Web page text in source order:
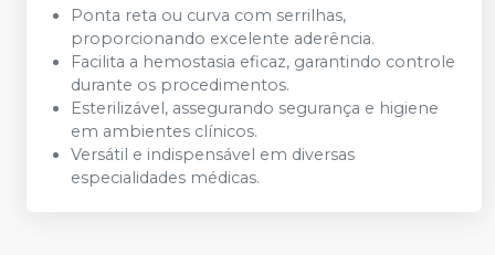
Ponta reta ou curva com serrilhas,
proporcionando excelente aderência.
Facilita a hemostasia eficaz, garantindo controle
durante os procedimentos.
Esterilizável, assegurando segurança e higiene
em ambientes clínicos.
Versátil e indispensável em diversas
especialidades médicas.